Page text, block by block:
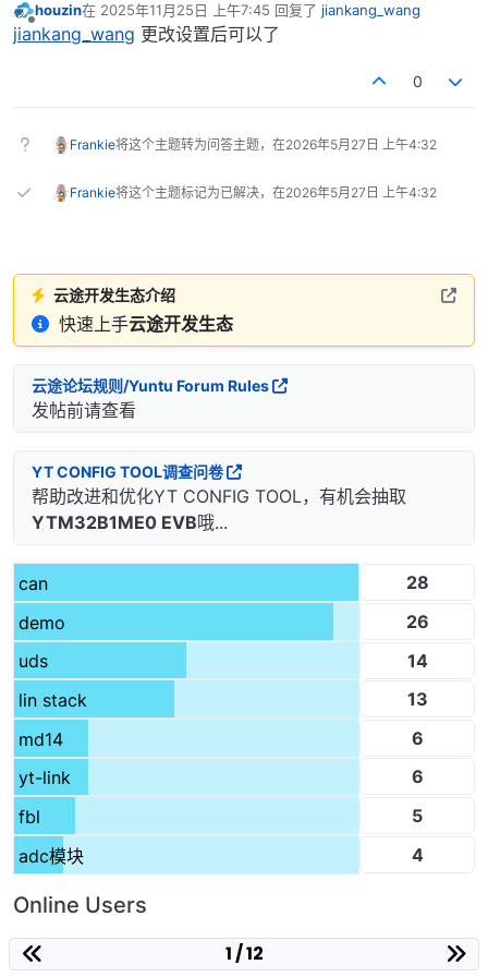
离线
houzin在 2025年11月25日 上午7:45 回复了 jiankang_wang
最后由 编辑
jiankang_wang 更改设置后可以了
0
Frankie将这个主题转为问答主题，在2026年5月27日 上午4:32
Frankie将这个主题标记为已解决，在2026年5月27日 上午4:32
云途开发生态介绍
快速上手云途开发生态
云途论坛规则/Yuntu Forum Rules
发帖前请查看
YT CONFIG TOOL调查问卷
帮助改进和优化YT CONFIG TOOL，有机会抽取
YTM32B1ME0 EVB哦...
can
28
demo
26
uds
14
lin stack
13
md14
6
yt-link
6
fbl
5
adc模块
4
Online Users
1 / 12